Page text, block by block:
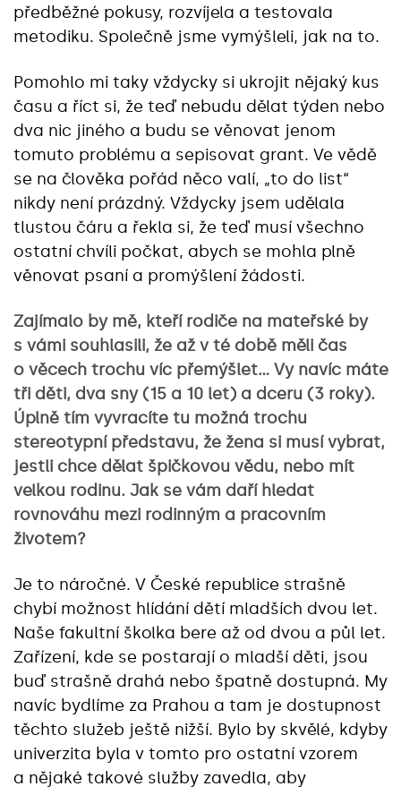
předběžné pokusy, rozvíjela a testovala
metodiku. Společně jsme vymýšleli, jak na to.
Pomohlo mi taky vždycky si ukrojit nějaký kus
času a říct si, že teď nebudu dělat týden nebo
dva nic jiného a budu se věnovat jenom
tomuto problému a sepisovat grant. Ve vědě
se na člověka pořád něco valí, „to do list“
nikdy není prázdný. Vždycky jsem udělala
tlustou čáru a řekla si, že teď musí všechno
ostatní chvíli počkat, abych se mohla plně
věnovat psaní a promýšlení žádosti.
Zajímalo by mě, kteří rodiče na mateřské by
s vámi souhlasili, že až v té době měli čas
o věcech trochu víc přemýšlet… Vy navíc máte
tři děti, dva sny (15 a 10 let) a dceru (3 roky).
Úplně tím vyvracíte tu možná trochu
stereotypní představu, že žena si musí vybrat,
jestli chce dělat špičkovou vědu, nebo mít
velkou rodinu. Jak se vám daří hledat
rovnováhu mezi rodinným a pracovním
životem?
Je to náročné. V České republice strašně
chybí možnost hlídání dětí mladších dvou let.
Naše fakultní školka bere až od dvou a půl let.
Zařízení, kde se postarají o mladší děti, jsou
buď strašně drahá nebo špatně dostupná. My
navíc bydlíme za Prahou a tam je dostupnost
těchto služeb ještě nižší. Bylo by skvělé, kdyby
univerzita byla v tomto pro ostatní vzorem
a nějaké takové služby zavedla, aby